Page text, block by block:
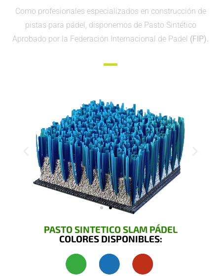
Como profesionales especializados en construcción de
pistas para pádel, disponemos de Pasto Sintético
Aprobado por la Federación Internacional de Padel (FIP).
PASTO SINTETICO SLAM PÁDEL
COLORES DISPONIBLES: